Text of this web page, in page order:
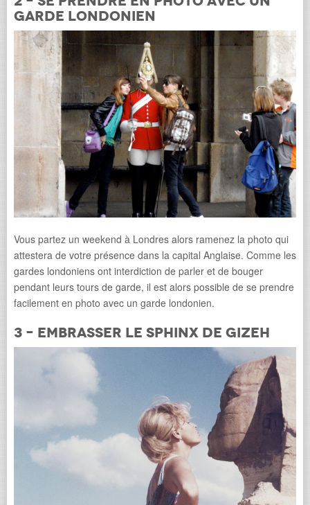
garde Londonien
Vous partez un weekend à Londres alors ramenez la photo qui
attestera de votre présence dans la capital Anglaise. Comme les
gardes londoniens ont interdiction de parler et de bouger
pendant leurs tours de garde, il est alors possible de se prendre
facilement en photo avec un garde londonien.
3 – Embrasser le Sphinx de Gizeh